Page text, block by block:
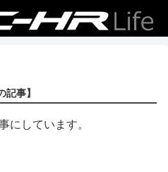
記事】
にしています。